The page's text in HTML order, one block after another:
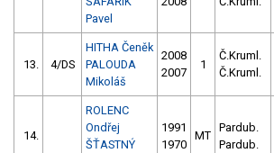
Pavel
13. 4/DS
HITHA Čeněk
PALOUDA
Mikoláš
2008
2007
1
Č.Kruml.
Č.Kruml.
14.
ROLENC
Ondřej
ŠŤASTNÝ
1991
1970
MT
Pardub.
Pardub.